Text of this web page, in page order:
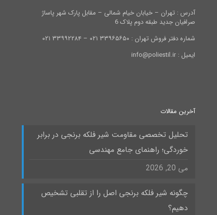
آدرس : تهران – خیابان خیام شمالی – مقابل پارک شهر پاساژ
صرافیان جدید طبقه دوم پلاک 6
شماره دفتر فروش تهران : ۳۳۹۶۵۶۵۰ ۰۲۱ – ۳۳۹۹۲۲۸۴ ۰۲۱
ایمیل : info@poliestil.ir
آخرین مقالات
تحلیل تخصصی مقاومت شیر فلکه برنجی در برابر
خوردگی؛ راهنمای جامع مهندسی
می 20, 2026
چگونه شیر فلکه برنجی اصل را از تقلبی تشخیص
دهیم؟